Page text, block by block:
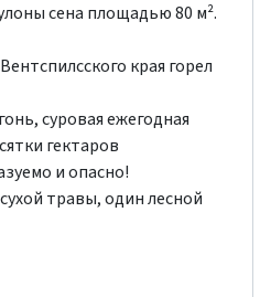
сена площадью 80 м².
края горел
суровая ежегодная
гектаров
и опасно!
травы, один лесной